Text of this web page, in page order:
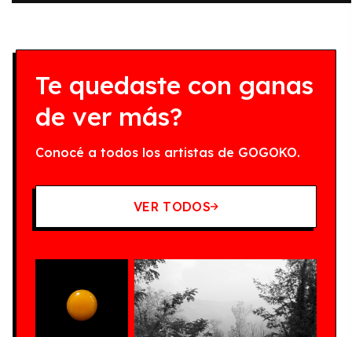
Te quedaste con ganas
de ver más?
Conocé a todos los artistas de GOGOKO.
VER TODOS